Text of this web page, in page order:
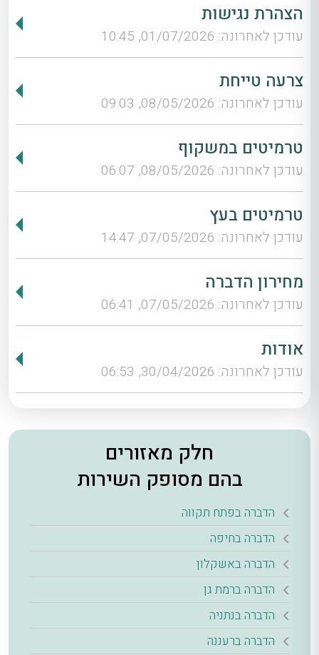
הצהרת נגישות
עודכן לאחרונה: 01/07/2026, 10:45
צרעה טייחת
עודכן לאחרונה: 08/05/2026, 09:03
טרמיטים במשקוף
עודכן לאחרונה: 08/05/2026, 06:07
טרמיטים בעץ
עודכן לאחרונה: 07/05/2026, 14:47
מחירון הדברה
עודכן לאחרונה: 07/05/2026, 06:41
אודות
עודכן לאחרונה: 30/04/2026, 06:53
חלק מאזורים
בהם מסופק השירות
הדברה בפתח תקווה
הדברה בחיפה
הדברה באשקלון
הדברה ברמת גן
הדברה בנתניה
הדברה ברעננה